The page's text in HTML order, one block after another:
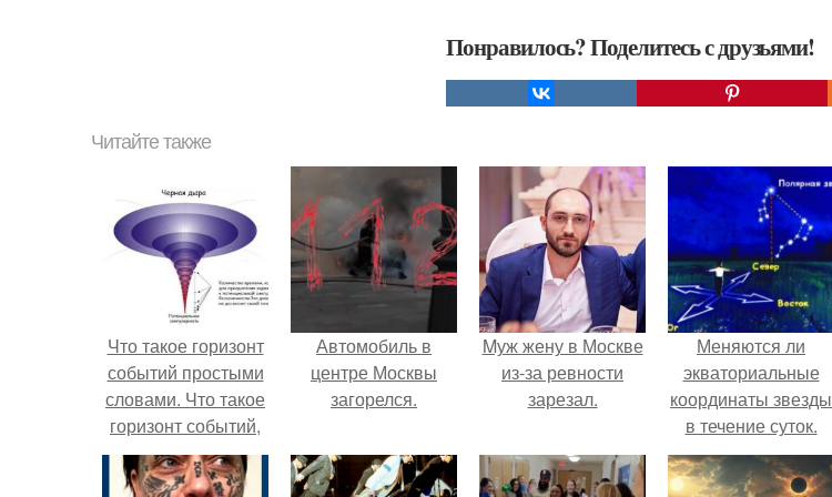
Понравилось? Поделитесь с друзьями!
Читайте также
Что такое горизонт
событий простыми
словами. Что такое
горизонт событий,
или, как вырваться
из черной дыры.
Автомобиль в
центре Москвы
загорелся.
Mуж жену в Москве
из-за ревности
зарезал.
Меняются ли
экваториальные
координаты звезды
в течение суток.
Определение
географических